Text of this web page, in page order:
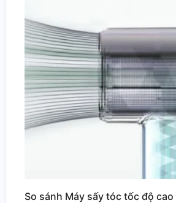
So sánh Máy sấy tóc tốc độ cao